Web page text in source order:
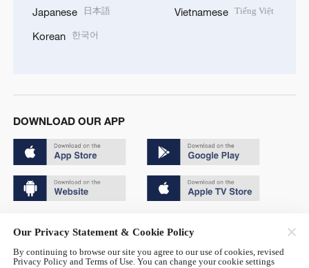
Japanese 日本語
Korean 한국어
Vietnamese Tiếng Việt
DOWNLOAD OUR APP
Our Privacy Statement & Cookie Policy
By continuing to browse our site you agree to our use of cookies, revised
Privacy Policy and Terms of Use. You can change your cookie settings